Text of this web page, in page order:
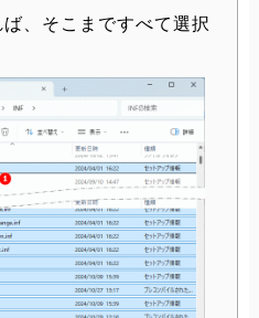
、そこまですべて選択